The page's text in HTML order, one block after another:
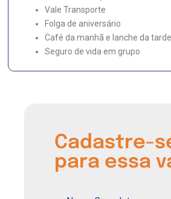
Vale Transporte
Folga de aniversário
Café da manhã e lanche da tarde
Seguro de vida em grupo
Cadastre-
para essa